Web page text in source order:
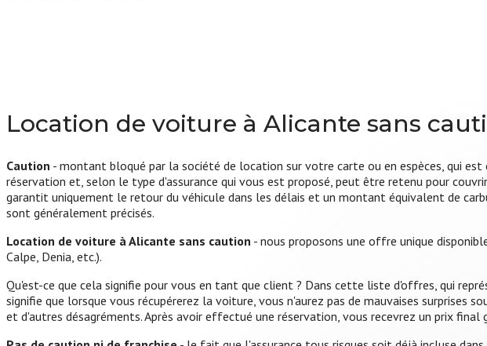
Location de voiture à Alicante sans
Caution - montant bloqué par la société de location sur votre carte ou en espèces, qui
réservation et, selon le type d'assurance qui vous est proposé, peut être retenu pour
garantit uniquement le retour du véhicule dans les délais et un montant équivalent de
sont généralement précisés.
Location de voiture à Alicante sans caution - nous proposons une offre unique
Calpe, Denia, etc.).
Qu'est-ce que cela signifie pour vous en tant que client ? Dans cette liste d'offres, qui
signifie que lorsque vous récupérerez la voiture, vous n'aurez pas de mauvaises surprises
et d'autres désagréments. Après avoir effectué une réservation, vous recevrez un prix final